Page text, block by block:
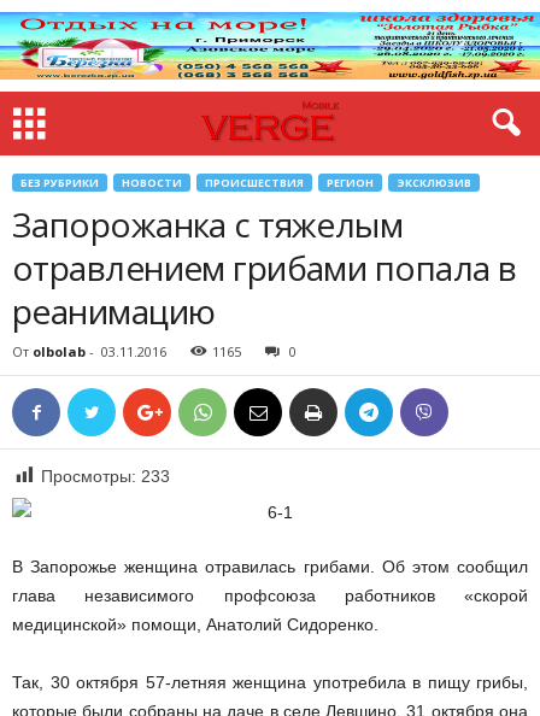
БЕЗ РУБРИКИ НОВОСТИ ПРОИСШЕСТВИЯ РЕГИОН ЭКСКЛЮЗИВ
Запорожанка с тяжелым
отравлением грибами попала в
реанимацию
От olbolab - 03.11.2016 1165 0
Просмотры: 233
В Запорожье женщина отравилась грибами. Об этом сообщил
глава независимого профсоюза работников «скорой
медицинской» помощи, Анатолий Сидоренко.
Так, 30 октября 57-летняя женщина употребила в пищу грибы,
которые были собраны на даче в селе Левшино. 31 октября она